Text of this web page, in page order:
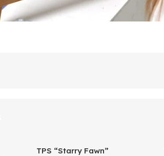
TPS “Starry Fawn”